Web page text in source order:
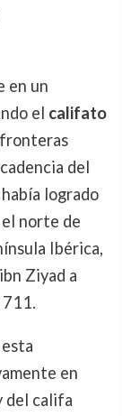
en un
el califato
del
había logrado
norte de
Ibérica,
Ziyad a
en
del califa